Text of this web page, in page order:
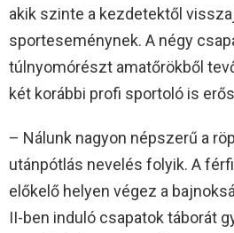
akik szinte a kezdetektől
sporteseménynek. A négy
túlnyomórészt amatőrökből
két korábbi profi sportoló is
– Nálunk nagyon népszerű a
utánpótlás nevelés folyik. A
előkelő helyen végez a
II-ben induló csapatok táborát